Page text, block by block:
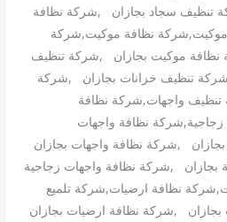
تنظيف سجاد بجازان ,شركة نظافة
نظافة موكيت,شركة
موكيت بجازان ,شركة تنظيف
تنظيف خزانات بجازان ,شركة
واجهات,شركة نظافة
نظافة واجهات
,شركة نظافة واجهات بجازان
بجازان ,شركة نظافة واجهات زجاجية
نظافة ارضيات,شركة تلميع
,شركة نظافة ارضيات بجازان